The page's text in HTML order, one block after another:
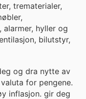
trematerialer,
alarmer, hyller og
bilutstyr,
og dra nytte av
for pengene.
gir deg